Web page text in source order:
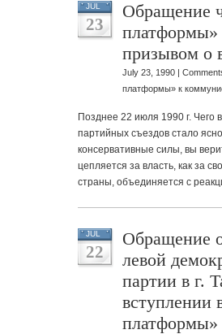
JUL
23
Обращение
платформы»
призывом о
July 23, 1990 |
платформы» к
Позднее 22 июля 1990 г. Чего
партийных съездов стало
консервативные силы, вы
цепляется за власть, как за
страны, объединяется с
JUL
22
Обращение
левой
партии в г.
вступлении
платформы»